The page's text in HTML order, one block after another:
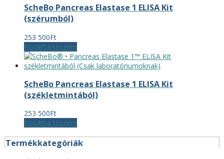
ScheBo Pancreas Elastase 1 ELISA Kit
(szérumból)
253 500Ft
Kosárba teszem
ScheBo Pancreas Elastase 1 ELISA Kit
(székletmintából)
253 500Ft
Kosárba teszem
Termékkategóriák